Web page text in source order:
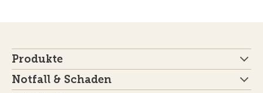
Produkte
Notfall & Schaden